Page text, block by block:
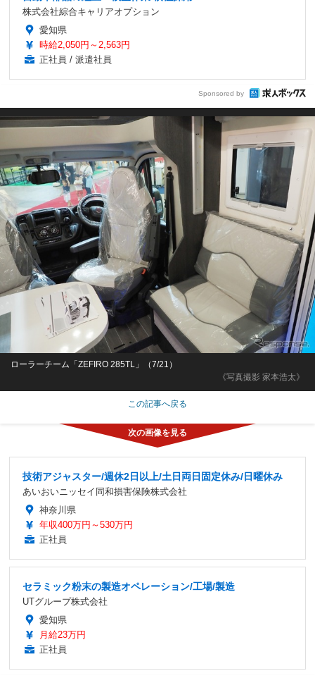
株式会社綜合キャリアオプション
愛知県
時給2,050円～2,563円
正社員 / 派遣社員
Sponsored by
《写真撮影 家本浩太》
ローラーチーム「ZEFIRO 285TL」（7/21）
この記事へ戻る
技術アジャスター/週休2日以上/土日両日固定休み/日曜休み
あいおいニッセイ同和損害保険株式会社
神奈川県
年収400万円～530万円
正社員
セラミック粉末の製造オペレーション/工場/製造
UTグループ株式会社
愛知県
月給23万円
正社員